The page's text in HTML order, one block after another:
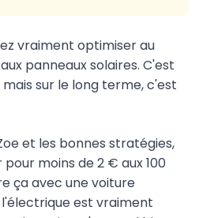
vraiment optimiser au
panneaux solaires. C'est
sur le long terme, c'est
et les bonnes stratégies,
moins de 2 € aux 100
ça avec une voiture
l'électrique est vraiment